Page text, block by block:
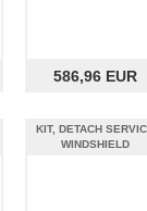
586,96 EUR
KIT, DETACH
WINDSHIELD